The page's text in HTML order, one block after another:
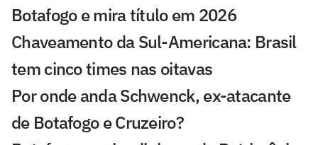
Botafogo e mira título em 2026
Chaveamento da Sul-Americana: Brasil
tem cinco times nas oitavas
Por onde anda Schwenck, ex-atacante
de Botafogo e Cruzeiro?